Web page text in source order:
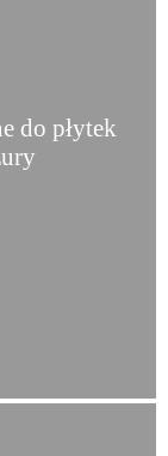
do płytek